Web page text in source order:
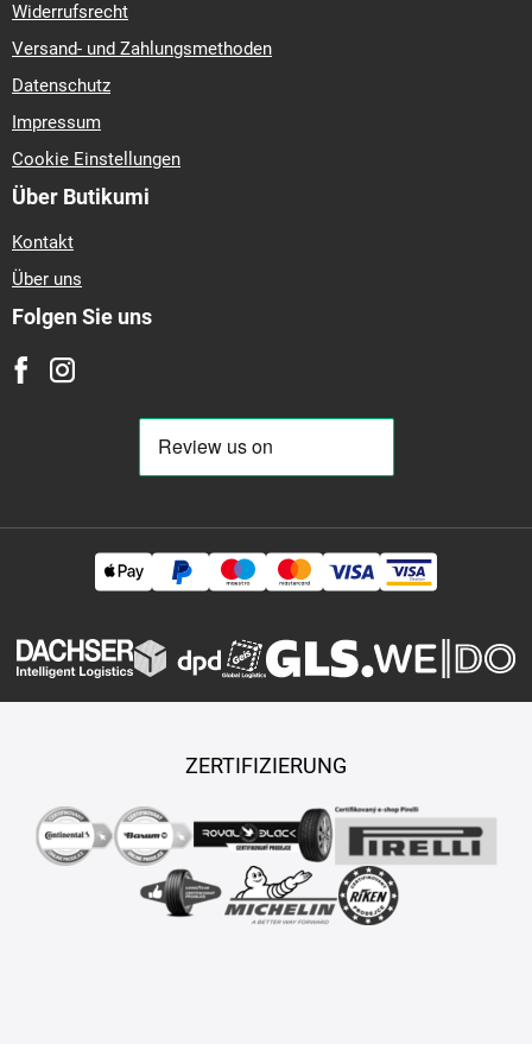
Widerrufsrecht
Versand- und Zahlungsmethoden
Datenschutz
Impressum
Cookie Einstellungen
Über Butikumi
Kontakt
Über uns
Folgen Sie uns
ZERTIFIZIERUNG